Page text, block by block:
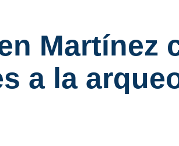
Martínez
a la